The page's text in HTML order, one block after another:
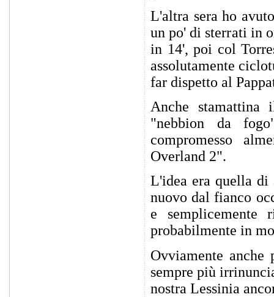
L'altra sera ho
un po' di sterrati in
in 14', poi col
assolutamente
far dispetto al
Anche stamattina
"nebbion da
compromesso
Overland 2".
L'idea era quella di
nuovo dal fianco
e semplicemente
probabilmente in
Ovviamente anche
sempre più
nostra Lessinia